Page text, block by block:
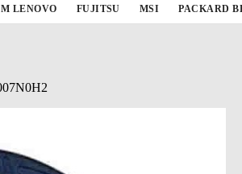
LENOVO FUJITSU MSI PACKARD